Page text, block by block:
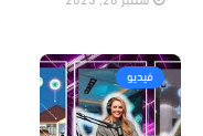
فيديو